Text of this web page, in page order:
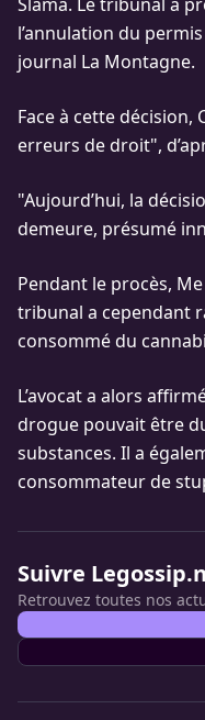
l’annulation du
journal La Montagne.
Face à cette
erreurs de droit",
"Aujourd’hui, la
demeure, présumé
Pendant le procès,
tribunal a cependant
consommé du
L’avocat a alors
drogue pouvait être
substances. Il a
consommateur de
Suivre
Retrouvez toutes nos